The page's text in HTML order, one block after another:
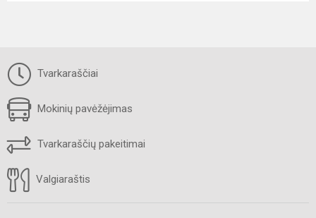
Tvarkaraščiai
Mokinių pavėžėjimas
Tvarkaraščių pakeitimai
Valgiaraštis